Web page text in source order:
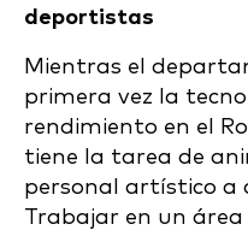
deportistas
Mientras el
primera vez la
rendimiento en el
tiene la tarea de
personal artístico a
Trabajar en un